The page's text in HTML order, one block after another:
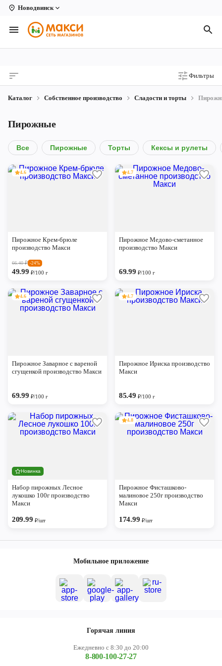
Новодвинск
Вологда
Архангельск
Киров
Коряжма
Котлас
Новодвинск
Ярославль
Фильтры
Каталог Собственное производство Сладости и торты
Пирожные
Все Пирожные Торты Кексы и рулеты
4.6
Пирожное Крем-брюле
производство Макси
66.40₽ -24%
49.99₽/100 г
4.7
Пирожное Медово-сметанное
производство Макси
69.99₽/100 г
4.6
Пирожное Заварное с вареной
сгущенкой производство Макси
69.99₽/100 г
4.7
Пирожное Ириска производство
Макси
85.49₽/100 г
Новинка
Набор пирожных Лесное
лукошко 100г производство
Макси
209.99 ₽/шт
4.8
Пирожное Фисташково-
малиновое 250г производство
Макси
174.99 ₽/шт
Мобильное приложение
Горячая линия
Ежедневно с 8:30 до 20:00
8-800-100-27-27